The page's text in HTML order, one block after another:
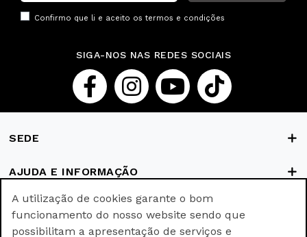
Confirmo que li e aceito os termos e condições
SIGA-NOS NAS REDES SOCIAIS
SEDE
AJUDA E INFORMAÇÃO
FORMAS DE PAGAMENTO
A utilização de cookies garante o bom
funcionamento do nosso website sendo que
possibilitam a apresentação de serviços e